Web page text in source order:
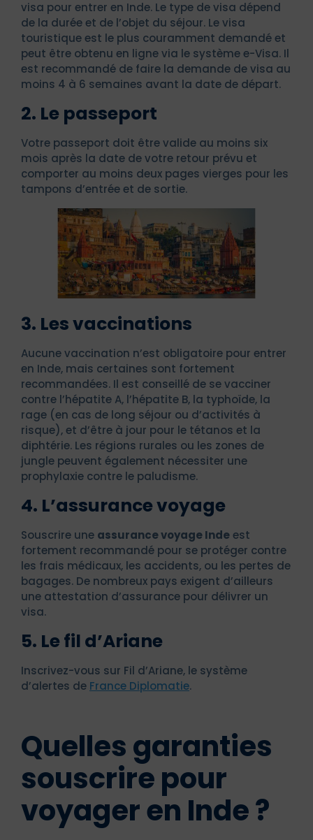
visa pour entrer en Inde. Le type de visa dépend
de la durée et de l’objet du séjour. Le visa
touristique est le plus couramment demandé et
peut être obtenu en ligne via le système e-Visa. Il
est recommandé de faire la demande de visa au
moins 4 à 6 semaines avant la date de départ.
2. Le passeport
Votre passeport doit être valide au moins six
mois après la date de votre retour prévu et
comporter au moins deux pages vierges pour les
tampons d’entrée et de sortie.
3. Les vaccinations
Aucune vaccination n’est obligatoire pour entrer
en Inde, mais certaines sont fortement
recommandées. Il est conseillé de se vacciner
contre l’hépatite A, l’hépatite B, la typhoïde, la
rage (en cas de long séjour ou d’activités à
risque), et d’être à jour pour le tétanos et la
diphtérie. Les régions rurales ou les zones de
jungle peuvent également nécessiter une
prophylaxie contre le paludisme.
4. L’assurance voyage
Souscrire une assurance voyage Indeest
fortement recommandé pour se protéger contre
les frais médicaux, les accidents, ou les pertes de
bagages. De nombreux pays exigent d’ailleurs
une attestation d’assurance pour délivrer un
visa.
5. Le fil d’Ariane
Inscrivez-vous sur Fil d’Ariane, le système
d’alertes de France Diplomatie.
Quelles garanties
souscrire pour
voyager en Inde ?